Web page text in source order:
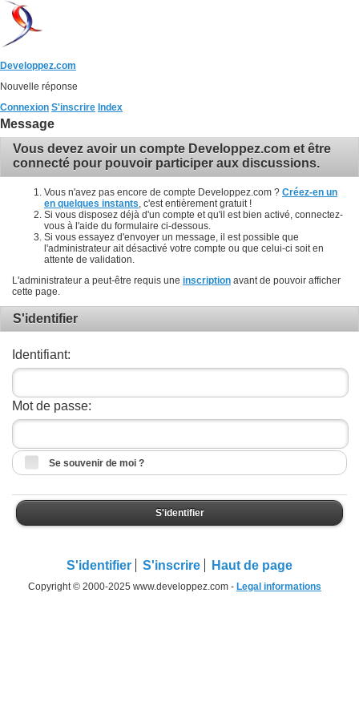
Developpez.com
Nouvelle réponse
Connexion S'inscrire Index
Message
Vous devez avoir un compte Developpez.com et être
connecté pour pouvoir participer aux discussions.
Vous n'avez pas encore de compte Developpez.com ? Créez-en un
en quelques instants , c'est entièrement gratuit !
Si vous disposez déjà d'un compte et qu'il est bien activé, connectez-
vous à l'aide du formulaire ci-dessous.
Si vous essayez d'envoyer un message, il est possible que
l'administrateur ait désactivé votre compte ou que celui-ci soit en
attente de validation.
L'administrateur a peut-être requis une inscription avant de pouvoir afficher
cette page.
S'identifier
Identifiant:
Mot de passe:
Se souvenir de moi ?
S'identifier
S'identifier S'inscrire Haut de page
Copyright © 2000-2025 www.developpez.com - Legal informations